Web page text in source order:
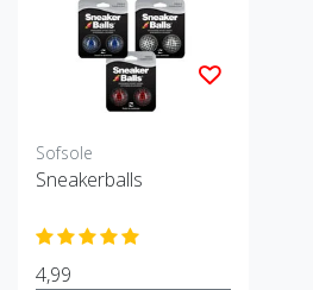
Sofsole
Sneakerballs
4,99